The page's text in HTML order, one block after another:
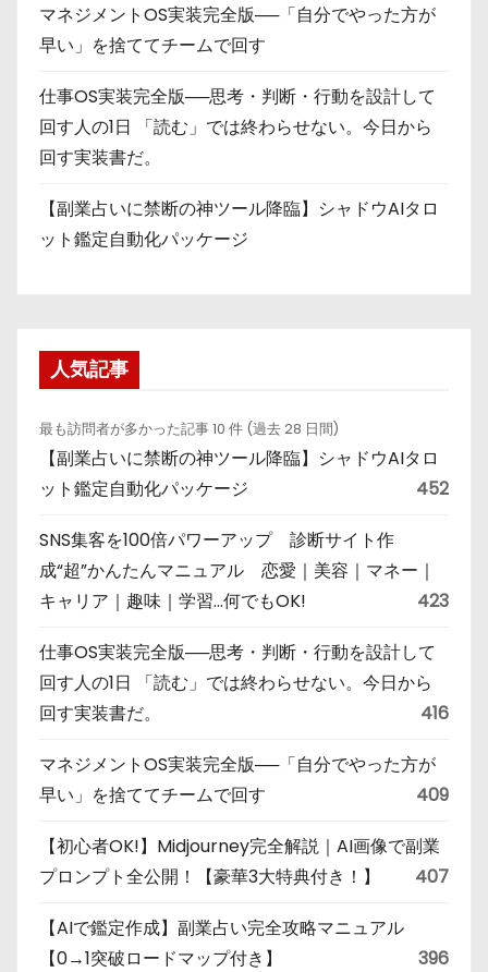
マネジメントOS実装完全版──「自分でやった方が
早い」を捨ててチームで回す
仕事OS実装完全版──思考・判断・行動を設計して
回す人の1日 「読む」では終わらせない。今日から
回す実装書だ。
【副業占いに禁断の神ツール降臨】シャドウAIタロ
ット鑑定自動化パッケージ
人気記事
最も訪問者が多かった記事 10 件 (過去 28 日間)
【副業占いに禁断の神ツール降臨】シャドウAIタロ
ット鑑定自動化パッケージ
452
SNS集客を100倍パワーアップ 診断サイト作
成“超”かんたんマニュアル 恋愛｜美容｜マネー｜
キャリア｜趣味｜学習…何でもOK!
423
仕事OS実装完全版──思考・判断・行動を設計して
回す人の1日 「読む」では終わらせない。今日から
回す実装書だ。
416
マネジメントOS実装完全版──「自分でやった方が
早い」を捨ててチームで回す
409
【初心者OK!】Midjourney完全解説｜AI画像で副業
プロンプト全公開！【豪華3大特典付き！】
407
【AIで鑑定作成】副業占い完全攻略マニュアル
【0→1突破ロードマップ付き】
396